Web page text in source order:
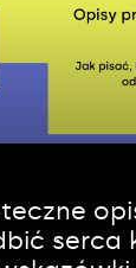
serca